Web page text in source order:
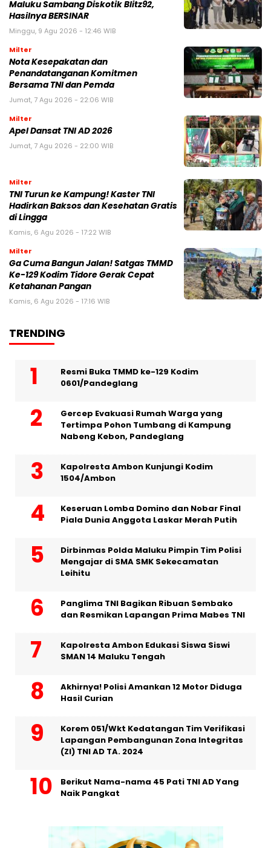
Maluku Sambang Diskotik Blitz92,
Hasilnya BERSINAR
Minggu, 9 Agu 2026 - 12:46 WIB
Milter
Nota Kesepakatan dan
Penandatanganan Komitmen
Bersama TNI dan Pemda
Jumat, 7 Agu 2026 - 22:06 WIB
Milter
Apel Dansat TNI AD 2026
Jumat, 7 Agu 2026 - 22:00 WIB
Milter
TNI Turun ke Kampung! Kaster TNI
Hadirkan Baksos dan Kesehatan Gratis
di Lingga
Kamis, 6 Agu 2026 - 17:22 WIB
Milter
Ga Cuma Bangun Jalan! Satgas TMMD
Ke-129 Kodim Tidore Gerak Cepat
Ketahanan Pangan
Kamis, 6 Agu 2026 - 17:16 WIB
TRENDING
Resmi Buka TMMD ke-129 Kodim
0601/Pandeglang
Gercep Evakuasi Rumah Warga yang
Tertimpa Pohon Tumbang di Kampung
Nabeng Kebon, Pandeglang
Kapolresta Ambon Kunjungi Kodim
1504/Ambon
Keseruan Lomba Domino dan Nobar Final
Piala Dunia Anggota Laskar Merah Putih
Dirbinmas Polda Maluku Pimpin Tim Polisi
Mengajar di SMA SMK Sekecamatan
Leihitu
Panglima TNI Bagikan Ribuan Sembako
dan Resmikan Lapangan Prima Mabes TNI
Kapolresta Ambon Edukasi Siswa Siswi
SMAN 14 Maluku Tengah
Akhirnya! Polisi Amankan 12 Motor Diduga
Hasil Curian
Korem 051/Wkt Kedatangan Tim Verifikasi
Lapangan Pembangunan Zona Integritas
(ZI) TNI AD TA. 2024
Berikut Nama-nama 45 Pati TNI AD Yang
Naik Pangkat